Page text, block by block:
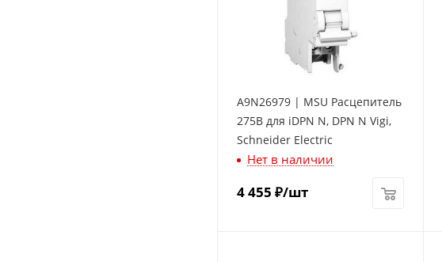
A9N26979 | MSU Расцепитель
275В для iDPN N, DPN N Vigi,
Schneider Electric
Нет в наличии
4 455 ₽/шт